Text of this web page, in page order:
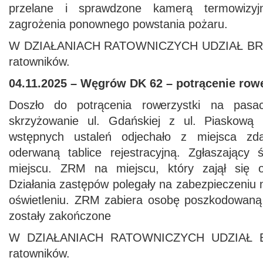
przelane i sprawdzone kamerą
zagrożenia ponownego powstania pożaru.
W DZIAŁANIACH RATOWNICZYCH UDZIAŁ
ratowników.
04.11.2025 – Węgrów DK 62 – potrącenie
Doszło do potrącenia rowerzystki na
skrzyżowanie ul. Gdańskiej z ul.
wstępnych ustaleń odjechało z miejsca
oderwaną tablice rejestracyjną. Zgłaszający
miejscu. ZRM na miejscu, który zajął się
Działania zastępów polegały na
oświetleniu. ZRM zabiera osobę
zostały zakończone
W DZIAŁANIACH RATOWNICZYCH
ratowników.